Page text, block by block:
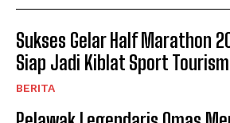
Sukses Gelar Half Marathon
Siap Jadi Kiblat Sport Tourism
BERITA